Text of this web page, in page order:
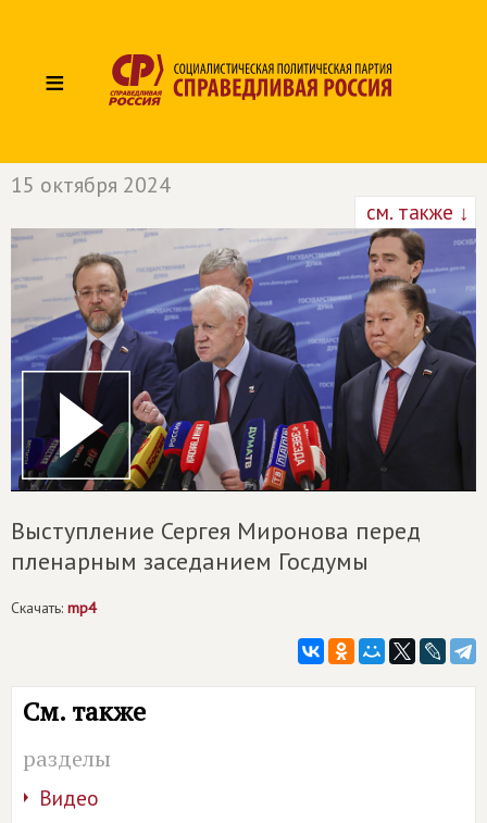
≡
15 октября 2024
см. также ↓
Выступление Сергея Миронова перед
пленарным заседанием Госдумы
Скачать: mp4
См. также
разделы
Видео